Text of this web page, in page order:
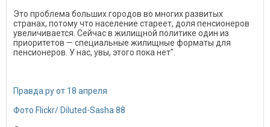
Это проблема больших городов во многих развитых
странах, потому что население стареет, доля пенсионеров
увеличивается. Сейчас в жилищной политике один из
приоритетов — специальные жилищные форматы для
пенсионеров. У нас, увы, этого пока нет".
Правда.ру от 18 апреля
Фото Flickr/ Diluted-Sasha 88